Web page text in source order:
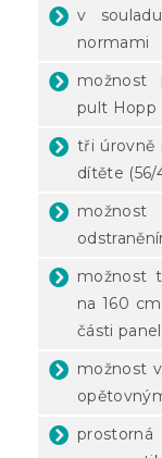
v
normami
možnost
pult Hopp
tři úrovně
dítěte
možnost
na 160
části
možnost
prostorná